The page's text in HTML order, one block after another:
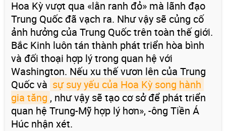
Hoa Kỳ vượt qua «lằn ranh đỏ» mà lãnh đạo
Trung Quốc đã vạch ra. Như vậy sẽ củng cố
ảnh hưởng của Trung Quốc trên toàn thế giới.
Bắc Kinh luôn tán thành phát triển hòa bình
và đối thoại hợp lý trong quan hệ với
Washington. Nếu xu thế vươn lên của Trung
Quốc và sự suy yếu của Hoa Kỳ song hành
gia tăng , như vậy sẽ tạo cơ sở để phát triển
quan hệ Trung-Mỹ hợp lý hơn», -ông Tiền Á
Húc nhận xét.